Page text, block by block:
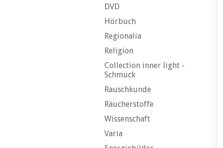
DVD
Hörbuch
Regionalia
Religion
Collection inner light -
Schmuck
Rauschkunde
Räucherstoffe
Wissenschaft
Varia